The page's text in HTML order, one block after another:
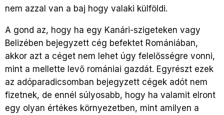
nem azzal van a baj hogy valaki külföldi.
A gond az, hogy ha egy Kanári-szigeteken vagy
Belizében bejegyzett cég befektet Romániában,
akkor azt a céget nem lehet úgy felelősségre vonni,
mint a mellette levő romániai gazdát. Egyrészt ezek
az adóparadicsomban bejegyzett cégek adót nem
fizetnek, de ennél súlyosabb, hogy ha valamit elront
egy olyan értékes környezetben, mint amilyen a